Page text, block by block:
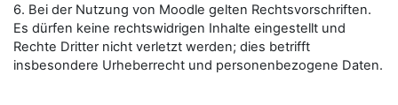
6. Bei der Nutzung von Moodle gelten Rechtsvorschriften.
Es dürfen keine rechtswidrigen Inhalte eingestellt und
Rechte Dritter nicht verletzt werden; dies betrifft
insbesondere Urheberrecht und personenbezogene Daten.